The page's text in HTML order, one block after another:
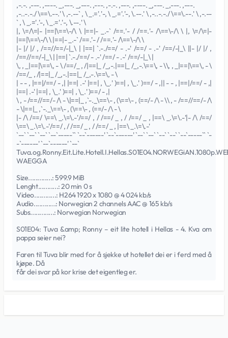
,-.-. ,---. ,----. _,---. _,---. ,---. ,-.-. ,---. ,----. _,---. _,---. ,---.
,-..-.-./ \==\.--.' \ ,-.--` , \ _.='.'-, \ _.='.'-, \.--.' \ ,-..-.-./ \==\.--.' \ ,-.--
` , \ _.='.'-, \ _.='.'-, \.--.' \
|, \=/\=|- |==|\==\-/\ \ |==|- _.-` /==.'- / /==.'- /\==\-/\ \ |, \=/\=|-
|==|\==\-/\ \ |==|- _.-` /==.'- / /==.'- /\==\-/\ \
|- |/ |/ , /==//==/-|_\ | |==| `.-./==/ - .-' /==/ - .-' /==/-|_\ ||- |/ |/ ,
/==//==/-|_\ | |==| `.-./==/ - .-' /==/ - .-' /==/-|_\ |
\, , _|==|\==\, - \ /==/_ , /|==|_ /_,-.|==|_ /_,-.\==\, - \\, , _|==|\==\, - \
/==/_ , /|==|_ /_,-.|==|_ /_,-.\==\, - \
| - - , |==|/==/ - ,| |==| .-' |==| , \_.' )==| , \_.' )==/ - ,|| - - , |==|/==/ - ,|
|==| .-' |==| , \_.' )==| , \_.' )==/ - ,|
\ , - /==//==/- /\ - \|==|_ ,`-._\==\- , (\==\- , (==/- /\ - \\ , - /==//==/- /\
- \|==|_ ,`-._\==\- , (\==\- , (==/- /\ - \
|- /\ /==/ \==\ _.\=\.-'/==/ , / /==/ _ , / /==/ _ , |==\ _.\=\.-'|- /\ /==/
\==\ _.\=\.-'/==/ , / /==/ _ , / /==/ _ , |==\ _.\=\.-'
`--` `--` `--` `--`-----`` `--`------' `--`------' `--` `--` `--` `--` `--`-----`` `-
-`------' `--`------' `--`
WAEGGA
Size.............: 599.9 MiB
Lenght...........: 20 min 0 s
Video............: H264 1920 x 1080 @ 4 024 kb/s
Audio............: Norwegian 2 channels AAC @ 165 kb/s
Subs.............: Norwegian Norwegian
S01E04: Tuva &amp; Ronny – eit lite hotell i Hellas - 4. Kva om
pappa seier nei?
Faren til Tuva blir med for å sjekke ut hotellet dei er i ferd med å
kjøpe. Då
får dei svar på kor krise det eigentleg er.